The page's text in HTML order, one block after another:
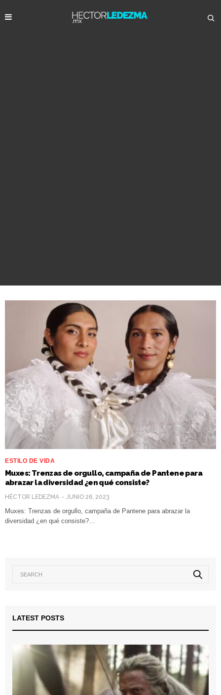
ESTILO DE VIDA
Muxes: Trenzas de orgullo, campaña de Pantene para
abrazar la diversidad ¿en qué consiste?
HÉCTOR LEDEZMA JUNIO 26, 2023
Muxes: Trenzas de orgullo, campaña de Pantene para abrazar la
diversidad ¿en qué consiste?…
LATEST POSTS